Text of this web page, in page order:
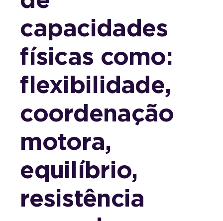
capacidades
físicas como:
flexibilidade,
coordenação
motora,
equilíbrio,
resistência